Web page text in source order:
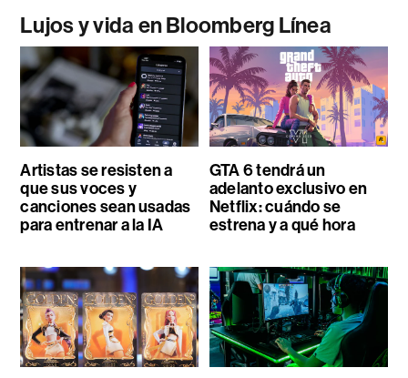
Lujos y vida en Bloomberg Línea
Artistas se resisten a
que sus voces y
canciones sean usadas
para entrenar a la IA
GTA 6 tendrá un
adelanto exclusivo en
Netflix: cuándo se
estrena y a qué hora